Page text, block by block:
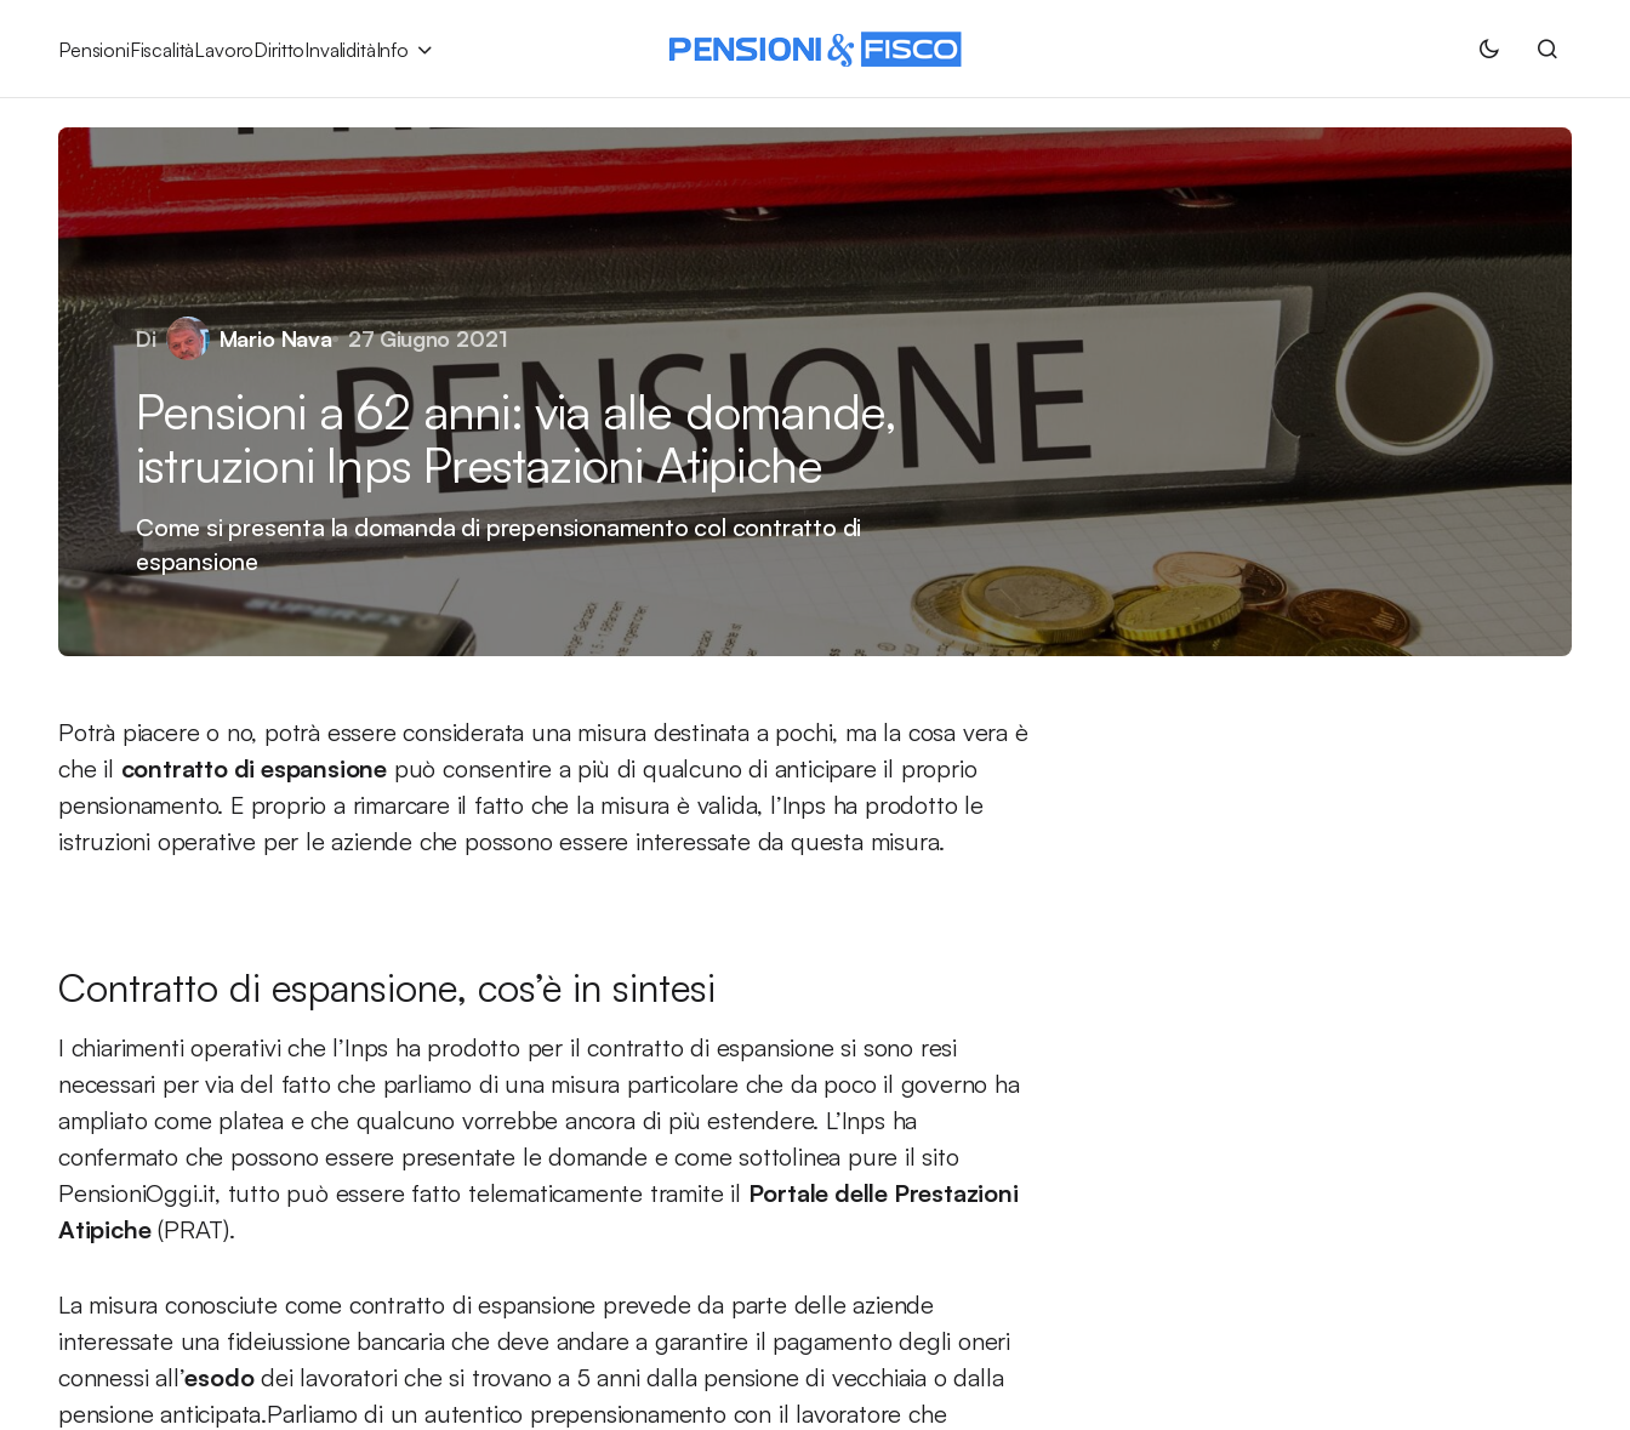
PensioniFiscalitàLavoroDirittoInvaliditàInfo
Di Mario Nava 27 Giugno 2021
Pensioni a 62 anni: via alle domande,
istruzioni Inps Prestazioni Atipiche
Come si presenta la domanda di prepensionamento col contratto di
espansione
Potrà piacere o no, potrà essere considerata una misura destinata a pochi, ma la cosa vera è
che il contratto di espansione può consentire a più di qualcuno di anticipare il proprio
pensionamento. E proprio a rimarcare il fatto che la misura è valida, l’Inps ha prodotto le
istruzioni operative per le aziende che possono essere interessate da questa misura.
Contratto di espansione, cos’è in sintesi
I chiarimenti operativi che l’Inps ha prodotto per il contratto di espansione si sono resi
necessari per via del fatto che parliamo di una misura particolare che da poco il governo ha
ampliato come platea e che qualcuno vorrebbe ancora di più estendere. L’Inps ha
confermato che possono essere presentate le domande e come sottolinea pure il sito
PensioniOggi.it, tutto può essere fatto telematicamente tramite il Portale delle Prestazioni
Atipiche(PRAT).
La misura conosciute come contratto di espansione prevede da parte delle aziende
interessate una fideiussione bancaria che deve andare a garantire il pagamento degli oneri
connessi all’esododei lavoratori che si trovano a 5 anni dalla pensione di vecchiaia o dalla
pensione anticipata.Parliamo di un autentico prepensionamento con il lavoratore che